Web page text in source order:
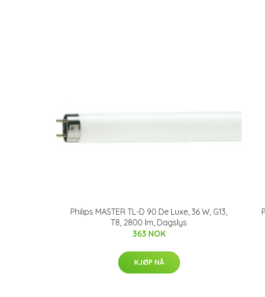
Philips MASTER TL-D 90 De Luxe, 36 W, G13,
T8, 2800 lm, Dagslys
363 NOK
KJØP NÅ